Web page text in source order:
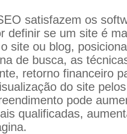
satisfazem os
definir se um site é
site ou blog,
de busca, as
retorno financeiro
do site
pode
qualificadas,